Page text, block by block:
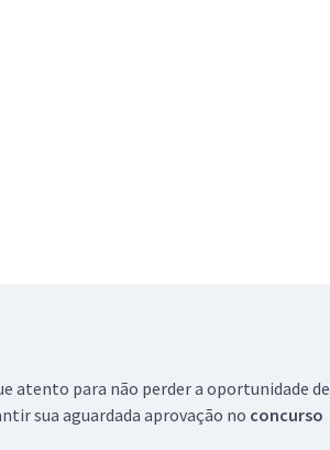
atento para não perder a oportunidade de
sua aguardada aprovação no concurso